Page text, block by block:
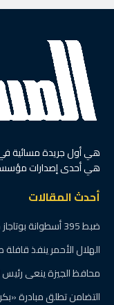
هي أحدى إصدارات
أحدث المقالات
ضبط 395 أسطوانة بوتاجاز مدعمة قبل بيعها بالسوق السوداء بالمنوفية
الهلال الأحمر ينفذ
محافظ الجيزة ينعى رئيس
التضامن تطلق مبادرة